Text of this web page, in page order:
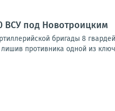
ВСУ под Новотроицким
бригады 8
противника одной из